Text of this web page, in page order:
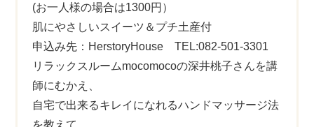
(お一人様の場合は1300円）
肌にやさしいスイーツ＆プチ土産付
申込み先：HerstoryHouse TEL:082-501-3301
リラックスルームmocomocoの深井桃子さんを講
師にむかえ、
自宅で出来るキレイになれるハンドマッサージ法
を教えて